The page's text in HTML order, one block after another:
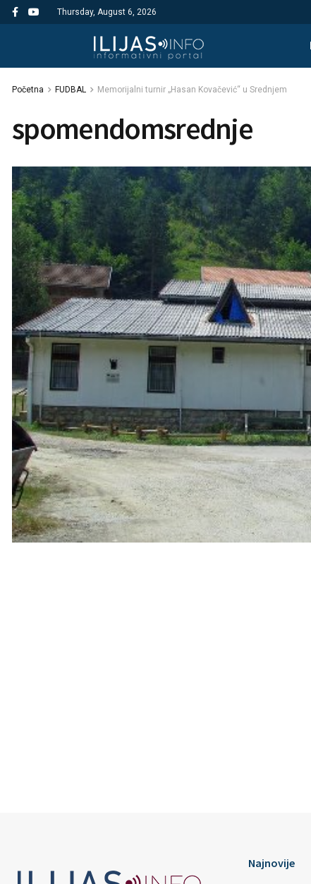
Thursday, August 6, 2026
Početna FUDBAL Memorijalni turnir „Hasan Kovačević“ u Srednjem
spomendomsrednje
Najnovije